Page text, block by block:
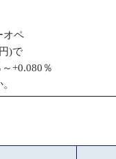
オペ
)で
+0.080％